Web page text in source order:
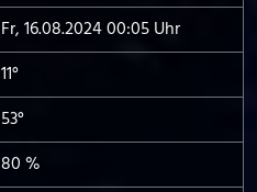
Fr, 16.08.2024 00:05 Uhr
11°
53°
80 %